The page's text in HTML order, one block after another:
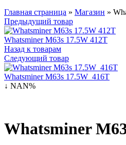
Главная страница » Магазин »
Предыдущий товар
Whatsminer M63s 17.5W 412T
Назад к товарам
Следующий товар
Whatsminer M63s 17.5W 416T
↓ NAN%
Whatsminer